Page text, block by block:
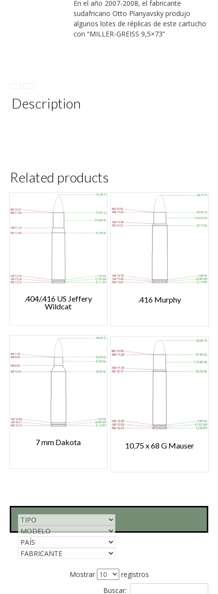
En el año 2007-2008, el fabricante
sudafricano Otto Planyavsky produjo
algunos lotes de réplicas de este cartucho
con “MILLER-GREISS 9,5×73”
Description
Related products
.404/.416 US Jeffery
Wildcat
.416 Murphy
7 mm Dakota 10,75 x 68 G Mauser
Mostrar
registros
Buscar: